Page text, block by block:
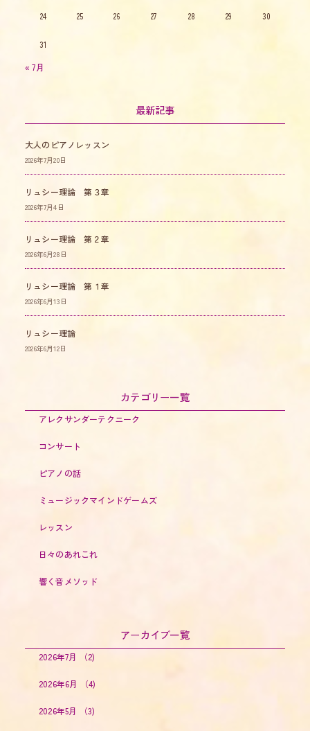
24 25 26 27 28 29 30
31
« 7月
最新記事
大人のピアノレッスン
2026年7月20日
リュシー理論 第３章
2026年7月4日
リュシー理論 第２章
2026年6月28日
リュシー理論 第１章
2026年6月13日
リュシー理論
2026年6月12日
カテゴリー一覧
アレクサンダーテクニーク
コンサート
ピアノの話
ミュージックマインドゲームズ
レッスン
日々のあれこれ
響く音メソッド
アーカイブ一覧
2026年7月 （2)
2026年6月 （4)
2026年5月 （3)